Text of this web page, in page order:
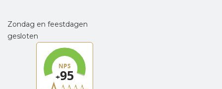
Zondag en feestdagen
gesloten